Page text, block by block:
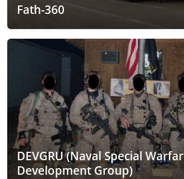
Fath-360
DEVGRU (Naval Special
Development Group)